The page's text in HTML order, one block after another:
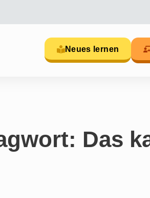
Neues lernen
Das